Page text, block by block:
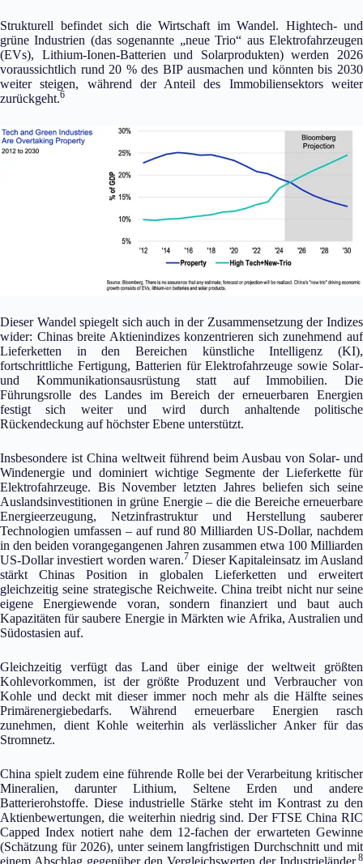
Strukturell befindet sich die Wirtschaft im Wandel. Hightech- und
grüne Industrien (das sogenannte „neue Trio“ aus Elektrofahrzeugen
(EVs), Lithium-Ionen-Batterien und Solarprodukten) werden 2026
voraussichtlich rund 20 % des BIP ausmachen und könnten bis 2030
weiter steigen, während der Anteil des Immobiliensektors weiter
zurückgeht.6
Dieser Wandel spiegelt sich auch in der Zusammensetzung der Indizes
wider: Chinas breite Aktienindizes konzentrieren sich zunehmend auf
Lieferketten in den Bereichen künstliche Intelligenz (KI),
fortschrittliche Fertigung, Batterien für Elektrofahrzeuge sowie Solar-
und Kommunikationsausrüstung statt auf Immobilien. Die
Führungsrolle des Landes im Bereich der erneuerbaren Energien
festigt sich weiter und wird durch anhaltende politische
Rückendeckung auf höchster Ebene unterstützt.
Insbesondere ist China weltweit führend beim Ausbau von Solar- und
Windenergie und dominiert wichtige Segmente der Lieferkette für
Elektrofahrzeuge. Bis November letzten Jahres beliefen sich seine
Auslandsinvestitionen in grüne Energie – die die Bereiche erneuerbare
Energieerzeugung, Netzinfrastruktur und Herstellung sauberer
Technologien umfassen – auf rund 80 Milliarden US-Dollar, nachdem
in den beiden vorangegangenen Jahren zusammen etwa 100 Milliarden
US-Dollar investiert worden waren.7 Dieser Kapitaleinsatz im Ausland
stärkt Chinas Position in globalen Lieferketten und erweitert
gleichzeitig seine strategische Reichweite. China treibt nicht nur seine
eigene Energiewende voran, sondern finanziert und baut auch
Kapazitäten für saubere Energie in Märkten wie Afrika, Australien und
Südostasien auf.
Gleichzeitig verfügt das Land über einige der weltweit größten
Kohlevorkommen, ist der größte Produzent und Verbraucher von
Kohle und deckt mit dieser immer noch mehr als die Hälfte seines
Primärenergiebedarfs. Während erneuerbare Energien rasch
zunehmen, dient Kohle weiterhin als verlässlicher Anker für das
Stromnetz.
China spielt zudem eine führende Rolle bei der Verarbeitung kritischer
Mineralien, darunter Lithium, Seltene Erden und andere
Batterierohstoffe. Diese industrielle Stärke steht im Kontrast zu den
Aktienbewertungen, die weiterhin niedrig sind. Der FTSE China RIC
Capped Index notiert nahe dem 12-fachen der erwarteten Gewinne
(Schätzung für 2026), unter seinem langfristigen Durchschnitt und mit
8